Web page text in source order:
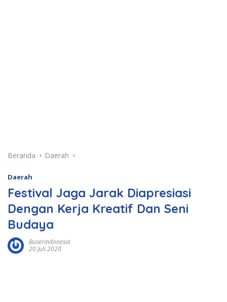
Beranda Daerah
Daerah
Festival Jaga Jarak Diapresiasi
Dengan Kerja Kreatif Dan Seni
Budaya
Buserindonesia
20 Juli 2020